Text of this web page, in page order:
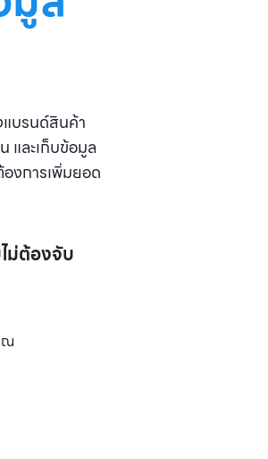
บรนด์สินค้า
และเก็บข้อมูล
องการเพิ่มยอด
ม่ต้องจับ
ณ